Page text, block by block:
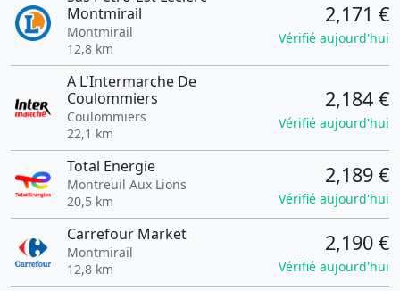
Montmirail
Montmirail
12,8 km
2,171 €
Vérifié aujourd'hui
A L'Intermarche De
Coulommiers
Coulommiers
22,1 km
2,184 €
Vérifié aujourd'hui
Total Energie
Montreuil Aux Lions
20,5 km
2,189 €
Vérifié aujourd'hui
Carrefour Market
Montmirail
12,8 km
2,190 €
Vérifié aujourd'hui